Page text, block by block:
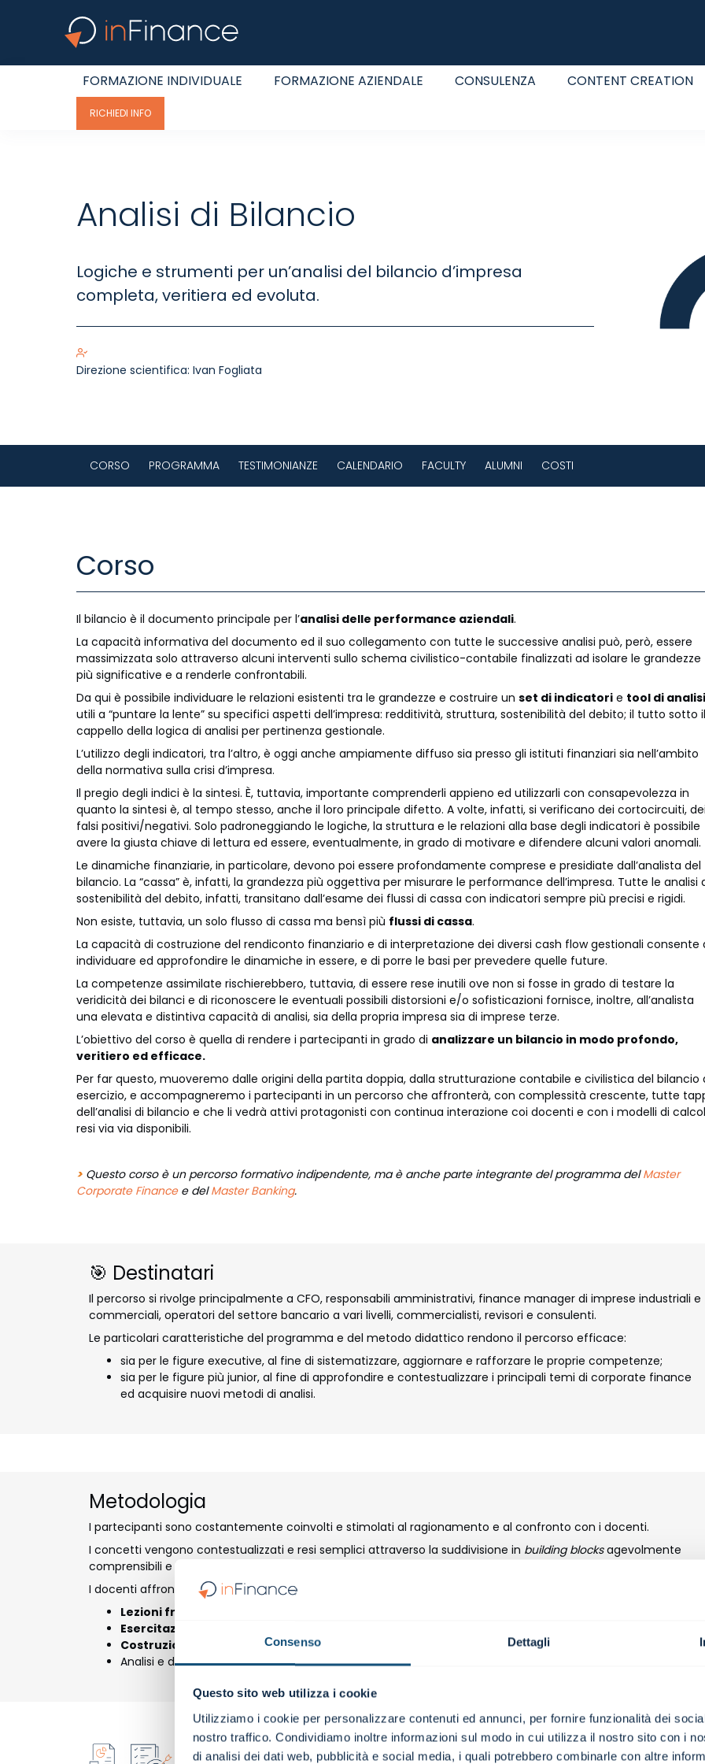
Consenso Dettagli
Questo sito web utilizza i cookie
Utilizziamo i cookie per personalizzare contenuti ed annunci, per fornire funzionalità dei
nostro traffico. Condividiamo inoltre informazioni sul modo in cui utilizza il nostro sito con i
di analisi dei dati web, pubblicità e social media, i quali potrebbero combinarle con altre
FORMAZIONE INDIVIDUALE FORMAZIONE AZIENDALE CONSULENZA CONTENT CREATION
RICHIEDI INFO
Analisi di Bilancio
Logiche e strumenti per un’analisi del bilancio d’impresa
completa, veritiera ed evoluta.
Direzione scientifica: Ivan Fogliata
CORSO PROGRAMMA TESTIMONIANZE CALENDARIO FACULTY ALUMNI COSTI
Corso
Il bilancio è il documento principale per l’analisi delle performance aziendali.
La capacità informativa del documento ed il suo collegamento con tutte le successive analisi può, però, essere
massimizzata solo attraverso alcuni interventi sullo schema civilistico-contabile finalizzati ad isolare le grandezze
più significative e a renderle confrontabili.
Da qui è possibile individuare le relazioni esistenti tra le grandezze e costruire un set di indicatori e tool di analisi
utili a “puntare la lente” su specifici aspetti dell’impresa: redditività, struttura, sostenibilità del debito; il tutto sotto il
cappello della logica di analisi per pertinenza gestionale.
L’utilizzo degli indicatori, tra l’altro, è oggi anche ampiamente diffuso sia presso gli istituti finanziari sia nell’ambito
della normativa sulla crisi d’impresa.
Il pregio degli indici è la sintesi. È, tuttavia, importante comprenderli appieno ed utilizzarli con consapevolezza in
quanto la sintesi è, al tempo stesso, anche il loro principale difetto. A volte, infatti, si verificano dei cortocircuiti, dei
falsi positivi/negativi. Solo padroneggiando le logiche, la struttura e le relazioni alla base degli indicatori è possibile
avere la giusta chiave di lettura ed essere, eventualmente, in grado di motivare e difendere alcuni valori anomali.
Le dinamiche finanziarie, in particolare, devono poi essere profondamente comprese e presidiate dall’analista del
bilancio. La “cassa” è, infatti, la grandezza più oggettiva per misurare le performance dell’impresa. Tutte le analisi
sostenibilità del debito, infatti, transitano dall’esame dei flussi di cassa con indicatori sempre più precisi e rigidi.
Non esiste, tuttavia, un solo flusso di cassa ma bensì più flussi di cassa.
La capacità di costruzione del rendiconto finanziario e di interpretazione dei diversi cash flow gestionali consente
individuare ed approfondire le dinamiche in essere, e di porre le basi per prevedere quelle future.
La competenze assimilate rischierebbero, tuttavia, di essere rese inutili ove non si fosse in grado di testare la
veridicità dei bilanci e di riconoscere le eventuali possibili distorsioni e/o sofisticazioni fornisce, inoltre, all’analista
una elevata e distintiva capacità di analisi, sia della propria impresa sia di imprese terze.
L’obiettivo del corso è quella di rendere i partecipanti in grado di analizzare un bilancio in modo profondo,
veritiero ed efficace.
Per far questo, muoveremo dalle origini della partita doppia, dalla strutturazione contabile e civilistica del bilancio
esercizio, e accompagneremo i partecipanti in un percorso che affronterà, con complessità crescente, tutte
dell’analisi di bilancio e che li vedrà attivi protagonisti con continua interazione coi docenti e con i modelli di
resi via via disponibili.
> Questo corso è un percorso formativo indipendente, ma è anche parte integrante del programma delMaster
Corporate Financee delMaster Banking.
🎯 Destinatari
Il percorso si rivolge principalmente a CFO, responsabili amministrativi, finance manager di imprese industriali e
commerciali, operatori del settore bancario a vari livelli, commercialisti, revisori e consulenti.
Le particolari caratteristiche del programma e del metodo didattico rendono il percorso efficace:
sia per le figure executive, al fine di sistematizzare, aggiornare e rafforzare le proprie competenze;
sia per le figure più junior, al fine di approfondire e contestualizzare i principali temi di corporate finance
ed acquisire nuovi metodi di analisi.
Metodologia
I partecipanti sono costantemente coinvolti e stimolati al ragionamento e al confronto con i docenti.
I concetti vengono contestualizzati e resi semplici attraverso la suddivisione in building blocksagevolmente
comprensibili e interiorizzabili, al fine di coglierne le logiche, e poi sviluppati in circostanze sempre più articolate.
I docenti affrontano i vari temi alternando:
Lezioni frontali
Esercitazioni
Costruzione guidata di toole modelli di analisi;
Analisi e discussioni dicasi aziendali reali, riferiti al contesto italiano ed internazionale.
Learning by doing